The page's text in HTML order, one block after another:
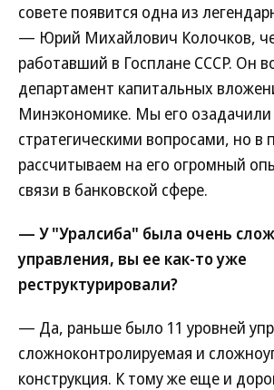
совете появится одна из
— Юрий Михайлович Колочков,
работавший в Госплане СССР. Он
департамент капитальных
Минэкономике. Мы его озадачили
стратегическими вопросами, но в
рассчитываем на его огромный
связи в банковской сфере.
— У "Уралсиба" была очень
управления, вы ее как-то уже
реструктурировали?
— Да, раньше было 11 уровней
сложноконтролируемая и
конструкция. К тому же еще и